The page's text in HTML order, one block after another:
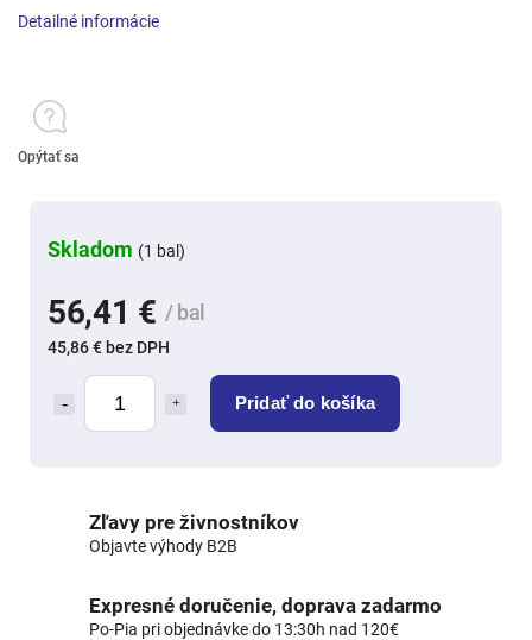
56,41 € / bal
45,86 € bez DPH
Pridať do košíka
Skladom (1 bal)
Detailné informácie
Opýtať sa
Zľavy pre živnostníkov
Objavte výhody B2B
Expresné doručenie, doprava zadarmo
Po-Pia pri objednávke do 13:30h nad 120€